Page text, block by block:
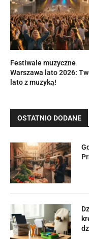
Festiwale muzyczne
Warszawa lato 2026:
lato z muzyką!
OSTATNIO DODANE